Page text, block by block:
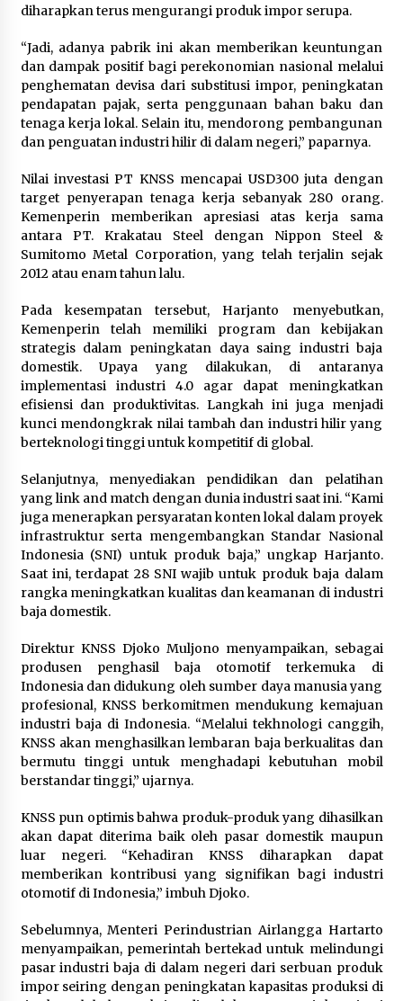
Kemenpar Turut Perkuat
Pengembangan KEK Samota
sebagai Destinasi Wisata Bahari
Berkelas Dunia
8 Agustus 2026
Festival Lembah Baliem Perkuat
Ekonomi Masyarakat Papua
Pegunungan
8 Agustus 2026
Bakteri Yogurt, Kenali Manfaatnya
untuk Kesehatan Pencernaan
8 Agustus 2026
diharapkan terus mengurangi produk impor serupa.
“Jadi, adanya pabrik ini akan memberikan keuntungan
dan dampak positif bagi perekonomian nasional melalui
penghematan devisa dari substitusi impor, peningkatan
pendapatan pajak, serta penggunaan bahan baku dan
tenaga kerja lokal. Selain itu, mendorong pembangunan
dan penguatan industri hilir di dalam negeri,” paparnya.
Nilai investasi PT KNSS mencapai USD300 juta dengan
target penyerapan tenaga kerja sebanyak 280 orang.
Kemenperin memberikan apresiasi atas kerja sama
antara PT. Krakatau Steel dengan Nippon Steel &
Sumitomo Metal Corporation, yang telah terjalin sejak
2012 atau enam tahun lalu.
Pada kesempatan tersebut, Harjanto menyebutkan,
Kemenperin telah memiliki program dan kebijakan
strategis dalam peningkatan daya saing industri baja
domestik. Upaya yang dilakukan, di antaranya
implementasi industri 4.0 agar dapat meningkatkan
efisiensi dan produktivitas. Langkah ini juga menjadi
kunci mendongkrak nilai tambah dan industri hilir yang
berteknologi tinggi untuk kompetitif di global.
Selanjutnya, menyediakan pendidikan dan pelatihan
yang link and match dengan dunia industri saat ini. “Kami
juga menerapkan persyaratan konten lokal dalam proyek
infrastruktur serta mengembangkan Standar Nasional
Indonesia (SNI) untuk produk baja,” ungkap Harjanto.
Saat ini, terdapat 28 SNI wajib untuk produk baja dalam
rangka meningkatkan kualitas dan keamanan di industri
baja domestik.
Direktur KNSS Djoko Muljono menyampaikan, sebagai
produsen penghasil baja otomotif terkemuka di
Indonesia dan didukung oleh sumber daya manusia yang
profesional, KNSS berkomitmen mendukung kemajuan
industri baja di Indonesia. “Melalui tekhnologi canggih,
KNSS akan menghasilkan lembaran baja berkualitas dan
bermutu tinggi untuk menghadapi kebutuhan mobil
berstandar tinggi,” ujarnya.
KNSS pun optimis bahwa produk-produk yang dihasilkan
akan dapat diterima baik oleh pasar domestik maupun
luar negeri. “Kehadiran KNSS diharapkan dapat
memberikan kontribusi yang signifikan bagi industri
otomotif di Indonesia,” imbuh Djoko.
Sebelumnya, Menteri Perindustrian Airlangga Hartarto
menyampaikan, pemerintah bertekad untuk melindungi
pasar industri baja di dalam negeri dari serbuan produk
impor seiring dengan peningkatan kapasitas produksi di